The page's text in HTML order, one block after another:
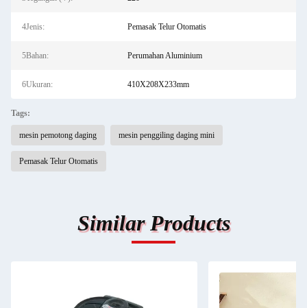
4Jenis: Pemasak Telur Otomatis
5Bahan: Perumahan Aluminium
6Ukuran: 410X208X233mm
Tags:
mesin pemotong daging mesin penggiling daging mini
Pemasak Telur Otomatis
Similar Products